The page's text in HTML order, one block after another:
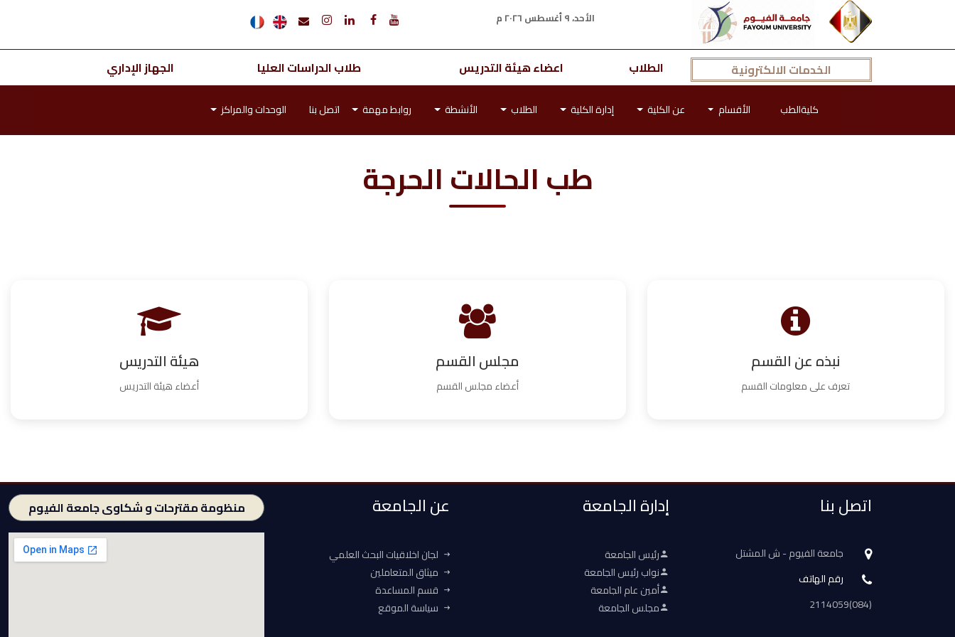
الأحد، ٩ أغسطس ٢٠٢٦ م
الخدمات الالكترونية الطلاب اعضاء هيئة التدريس طلاب الدراسات العليا الجهاز الإداري
كليةالطب الأقسام عن الكلية إدارة الكلية الطلاب الأنشطة روابط مهمة اتصل بنا الوحدات والمراكز
طب الحالات الحرجة
هيئة التدريس
أعضاء هيئة التدريس
مجلس القسم
أعضاء مجلس القسم
نبذه عن القسم
تعرف على معلومات القسم
اتصل بنا
جامعة الفيوم - ش المشتل
رقم الهاتف
(084)2114059
إدارة الجامعة
رئيس الجامعة
نواب رئيس الجامعة
أمين عام الجامعة
مجلس الجامعة
عن الجامعة
لجان اخلاقيات البحث العلمي
ميثاق المتعاملين
قسم المساعدة
سياسة الموقع
منظومة مقترحات و شكاوى جامعة الفيوم